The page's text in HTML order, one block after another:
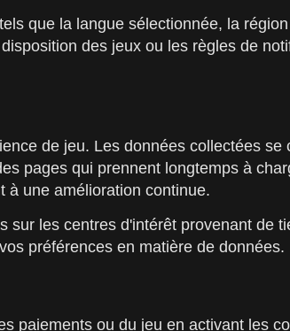
que la langue sélectionnée, la
des jeux ou les règles de
de jeu. Les données collectées
pages qui prennent longtemps à
à une amélioration continue.
les centres d'intérêt provenant de
préférences en matière de données.
paiements ou du jeu en activant les